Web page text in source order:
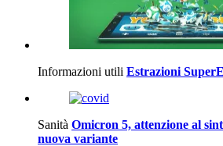
Informazioni utili Estrazioni
Sanità Omicron 5, attenzione al
nuova variante